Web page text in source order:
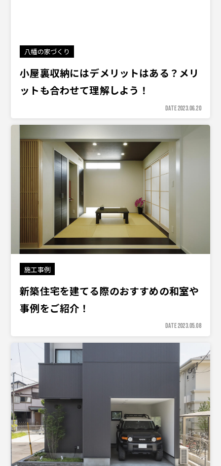
八幡の家づくり
小屋裏収納にはデメリットはある？メリ
ットも合わせて理解しよう！
DATE 2023.06.20
施工事例
新築住宅を建てる際のおすすめの和室や
事例をご紹介！
DATE 2023.05.08